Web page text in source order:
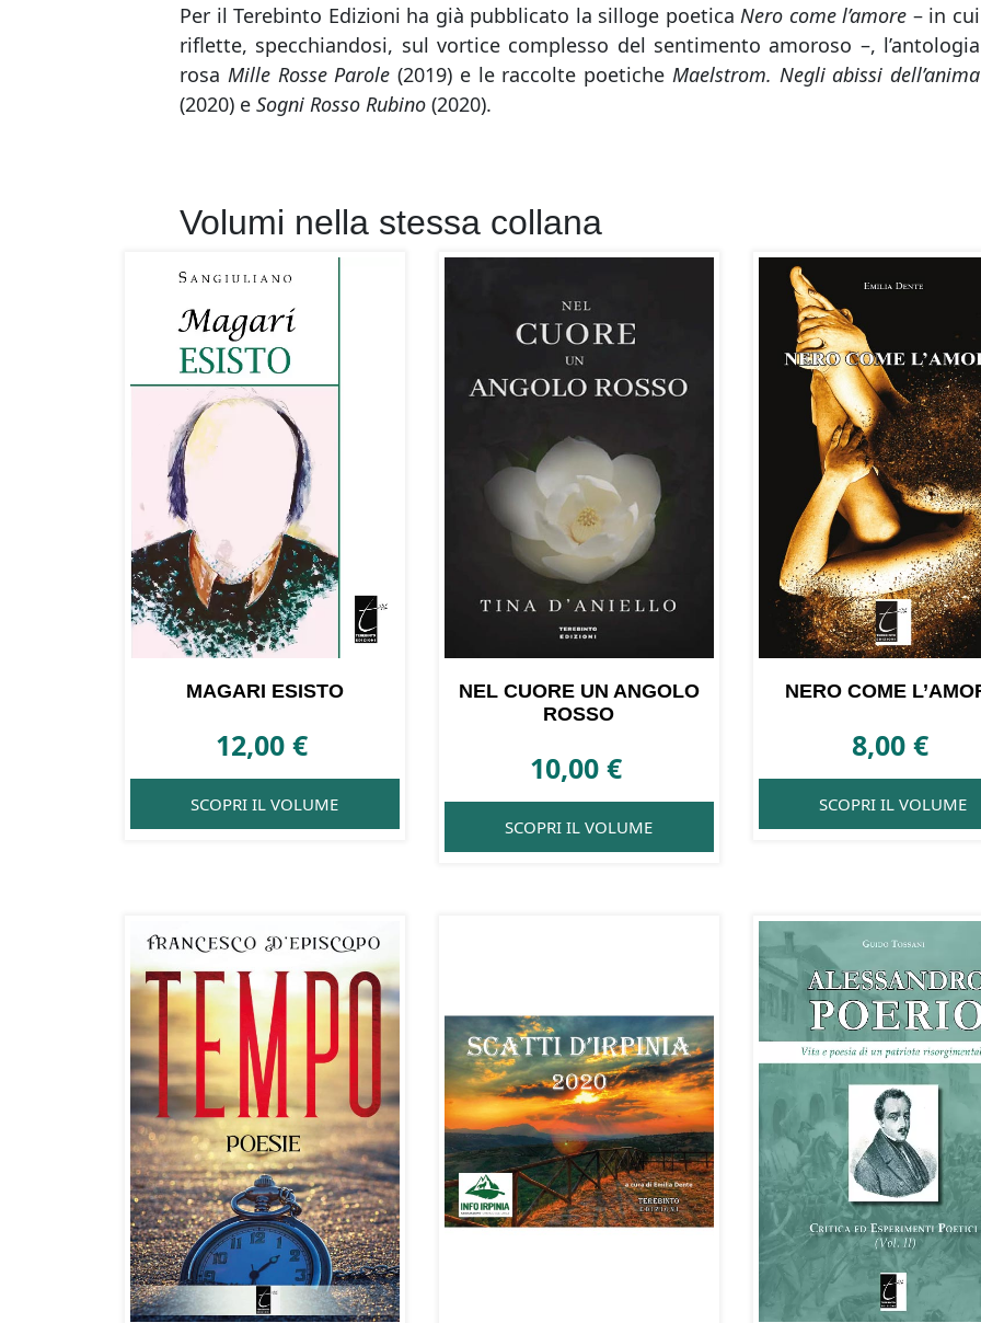
Per il Terebinto Edizioni ha già pubblicato la silloge poeticaNero come l’amore – in cui
riflette, specchiandosi, sul vortice complesso del sentimento amoroso –, l’antologia
rosa Mille Rosse Parole (2019) e le raccolte poetiche Maelstrom. Negli abissi dell’anima
(2020) e Sogni Rosso Rubino (2020).
Volumi nella stessa collana
MAGARI ESISTO
12,00€
SCOPRI IL VOLUME
NEL CUORE UN ANGOLO
ROSSO
10,00€
SCOPRI IL VOLUME
NERO COME
8,00€
SCOPRI IL VOLUME